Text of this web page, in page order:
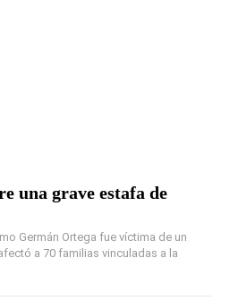
una grave estafa de
Germán Ortega fue víctima de un
a 70 familias vinculadas a la